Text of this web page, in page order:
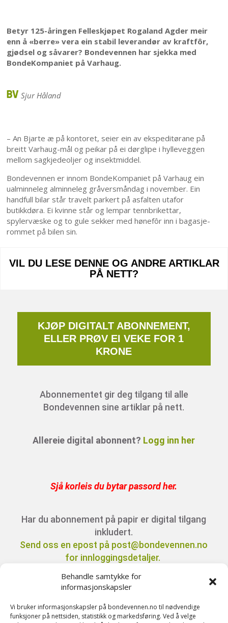
Behandle samtykke for
informasjonskapsler
Vi bruker informasjonskapsler på bondevennen.no til nødvendige
funksjoner på nettsiden, statistikk og markedsføring. Ved å velge
Betyr 125-åringen Felleskjøpet Rogaland Agder meir
enn å «berre» vera ein stabil leverandør av kraftfôr,
gjødsel og såvarer? Bondevennen har sjekka med
BondeKompaniet på Varhaug.
Sjur Håland​
– An Bjarte æ på kontoret, seier ein av ekspeditørane på
breitt Varhaug-mål og peikar på ei dørglipe i hylleveggen
mellom sagkjedeoljer og insektmiddel.
Bondevennen er innom BondeKompaniet på Varhaug ein
ualminneleg alminneleg gråversmåndag i november. Ein
handfull bilar står travelt parkert på asfalten utafor
butikkdøra. Ei kvinne står og lempar tennbrikettar,
spylervæske og to gule sekker med hønefôr inn i bagas­je­
rommet på bilen sin.
VIL DU LESE DENNE OG ANDRE ARTIKLAR
PÅ NETT?
KJØP DIGITALT ABONNEMENT,
ELLER PRØV EI VEKE FOR 1
KRONE
Abonnementet gir deg tilgang til alle
Bondevennen sine artiklar på nett.
Allereie digital abonnent? Logg inn her
Sjå korleis du bytar passord her.
Har du abonnement på papir er digital tilgang
inkludert.
Send oss en epost på post@bondevennen.no
for innloggingsdetaljer.
Har du spørsmål angående abonnement?
Kontakt oss på telefon 51 88 72 61 eller send
ein e-post til